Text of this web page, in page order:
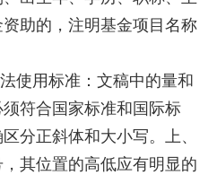
助的，注明基金项目名称
使用标准：文稿中的量和
符合国家标准和国际标
分正斜体和大小写。上、
其位置的高低应有明显的